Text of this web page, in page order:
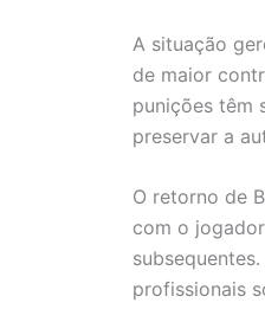
A situação
de maior
punições têm
preservar a
O retorno de
com o
profissionais